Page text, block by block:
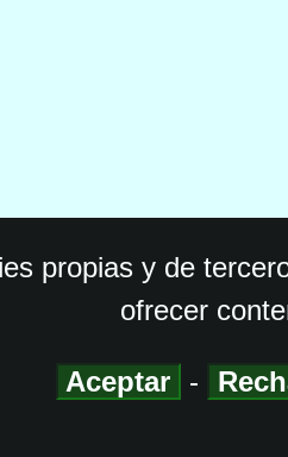
propias y de
ofrecer
Aceptar -